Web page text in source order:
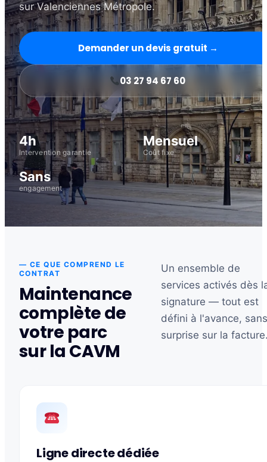
sur Valenciennes Métropole.
Demander un devis gratuit →
03 27 94 67 60
4h
Intervention garantie
Mensuel
Coût fixe
Sans
engagement
— CE QUE COMPREND LE
CONTRAT
Maintenance
complète de
votre parc
sur la CAVM
Un ensemble de
services activés dès
signature — tout est
défini à l'avance, sans
surprise sur la
Ligne directe dédiée